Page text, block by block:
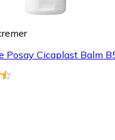
Posay Cicaplast Balm